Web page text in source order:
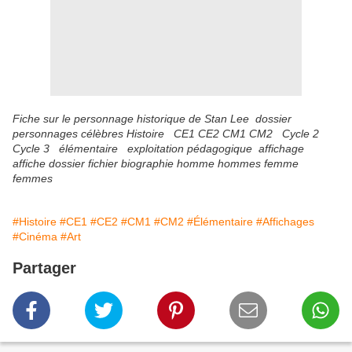
Fiche sur le personnage historique de Stan Lee dossier
personnages célèbres Histoire CE1 CE2 CM1 CM2 Cycle 2
Cycle 3 élémentaire exploitation pédagogique affichage
affiche dossier fichier biographie homme hommes femme
femmes
#Histoire #CE1 #CE2 #CM1 #CM2 #Élémentaire #Affichages
#Cinéma #Art
Partager